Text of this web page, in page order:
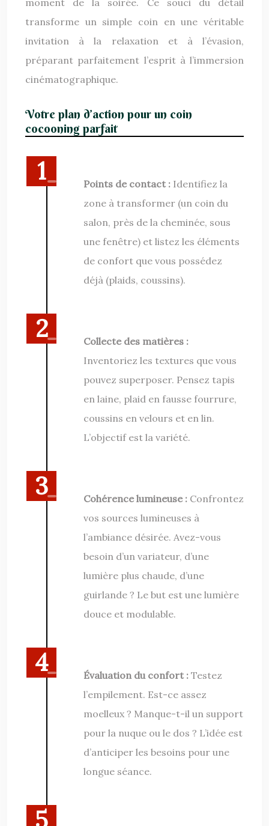
moment de la soirée. Ce souci du détail
transforme un simple coin en une véritable
invitation à la relaxation et à l’évasion,
préparant parfaitement l’esprit à l’immersion
cinématographique.
Votre plan d’action pour un coin
cocooning parfait
Points de contact : Identifiez la
zone à transformer (un coin du
salon, près de la cheminée, sous
une fenêtre) et listez les éléments
de confort que vous possédez
déjà (plaids, coussins).
Collecte des matières :
Inventoriez les textures que vous
pouvez superposer. Pensez tapis
en laine, plaid en fausse fourrure,
coussins en velours et en lin.
L’objectif est la variété.
Cohérence lumineuse : Confrontez
vos sources lumineuses à
l’ambiance désirée. Avez-vous
besoin d’un variateur, d’une
lumière plus chaude, d’une
guirlande ? Le but est une lumière
douce et modulable.
Évaluation du confort : Testez
l’empilement. Est-ce assez
moelleux ? Manque-t-il un support
pour la nuque ou le dos ? L’idée est
d’anticiper les besoins pour une
longue séance.